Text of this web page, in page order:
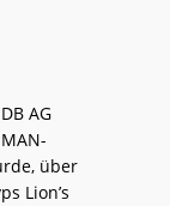
AG
über
Lion’s